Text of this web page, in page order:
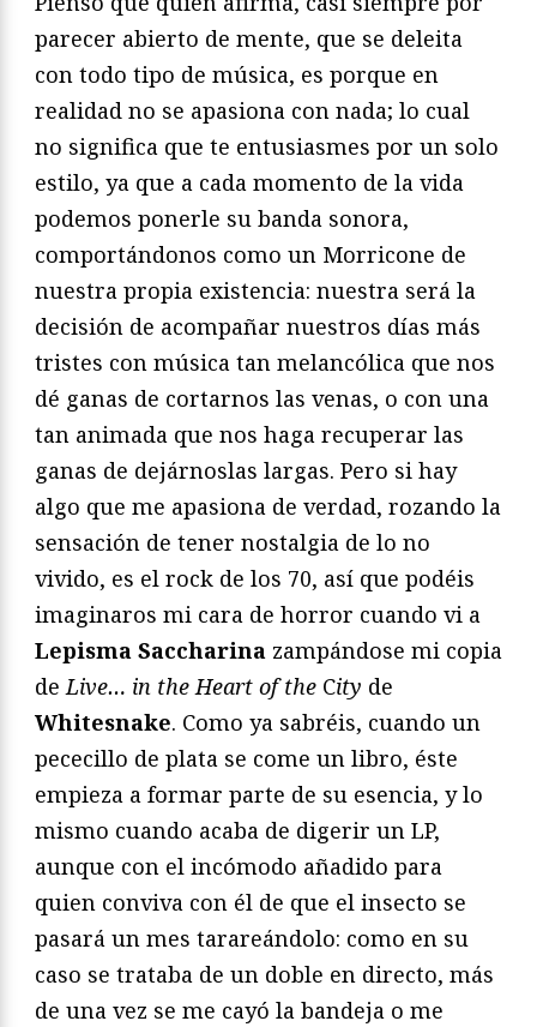
parecer abierto de mente, que se deleita
con todo tipo de música, es porque en
realidad no se apasiona con nada; lo cual
no significa que te entusiasmes por un solo
estilo, ya que a cada momento de la vida
podemos ponerle su banda sonora,
comportándonos como un Morricone de
nuestra propia existencia: nuestra será la
decisión de acompañar nuestros días más
tristes con música tan melancólica que nos
dé ganas de cortarnos las venas, o con una
tan animada que nos haga recuperar las
ganas de dejárnoslas largas. Pero si hay
algo que me apasiona de verdad, rozando la
sensación de tener nostalgia de lo no
vivido, es el rock de los 70, así que podéis
imaginaros mi cara de horror cuando vi a
Lepisma Saccharina zampándose mi copia
deLive… in the Heart of the City de
Whitesnake. Como ya sabréis, cuando un
pececillo de plata se come un libro, éste
empieza a formar parte de su esencia, y lo
mismo cuando acaba de digerir un LP,
aunque con el incómodo añadido para
quien conviva con él de que el insecto se
pasará un mes tarareándolo: como en su
caso se trataba de un doble en directo, más
de una vez se me cayó la bandeja o me